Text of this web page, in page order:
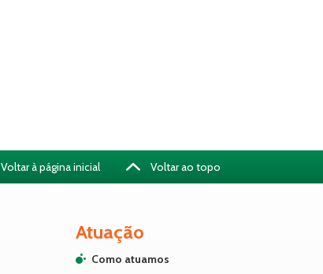
Voltar à página inicial Voltar ao topo
Atuação
Como atuamos